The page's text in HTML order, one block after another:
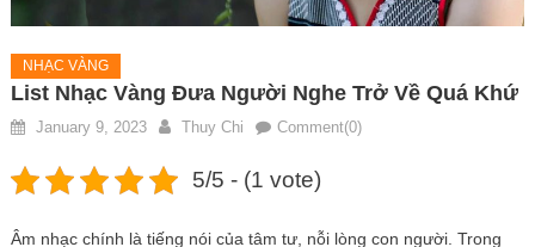
NHẠC VÀNG
List Nhạc Vàng Đưa Người Nghe Trở Về Quá Khứ
January 9, 2023 Thuy Chi Comment(0)
5/5 - (1 vote)
Âm nhạc chính là tiếng nói của tâm tư, nỗi lòng con người. Trong